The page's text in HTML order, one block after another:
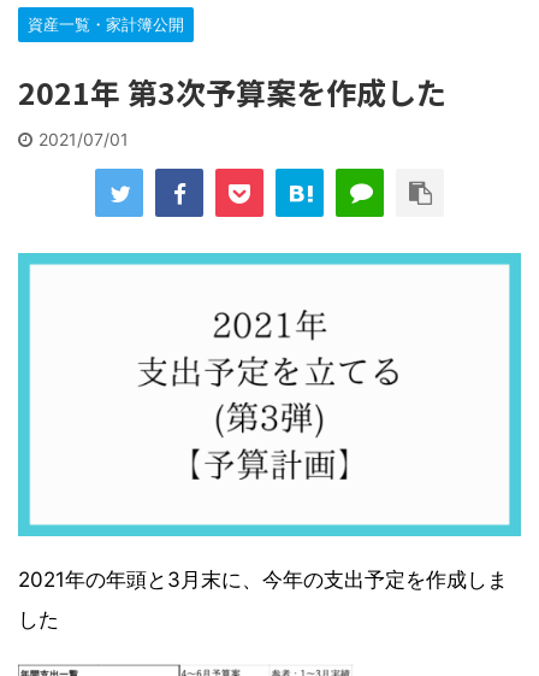
資産一覧・家計簿公開
2021年 第3次予算案を作成した
2021/07/01
2021年の年頭と3月末に、今年の支出予定を作成しま
した